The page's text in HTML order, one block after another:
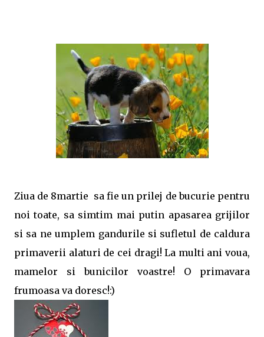
Ziua de 8martie sa fie un prilej de bucurie pentru
noi toate, sa simtim mai putin apasarea grijilor
si sa ne umplem gandurile si sufletul de caldura
primaverii alaturi de cei dragi! La multi ani voua,
mamelor si bunicilor voastre! O primavara
frumoasa va doresc!:)